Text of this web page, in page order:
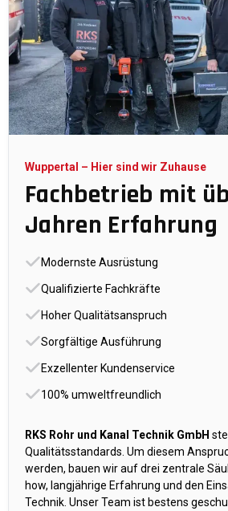
Wuppertal – Hier sind wir Zuhause
Fachbetrieb mit
Jahren Erfahrung
Modernste Ausrüstung
Qualifizierte Fachkräfte
Hoher Qualitätsanspruch
Sorgfältige Ausführung
Exzellenter Kundenservice
100% umweltfreundlich
RKS Rohr und Kanal Technik GmbH
Qualitätsstandards. Um diesem
werden, bauen wir auf drei zentrale
how, langjährige Erfahrung und den
Technik. Unser Team ist bestens